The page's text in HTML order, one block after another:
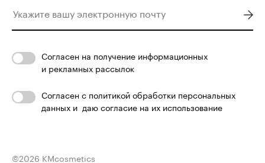
Согласен на получение информационных
и рекламных рассылок
Согласен с политикой обработки персональных
данных и даю согласие на их использование
©2026 KMcosmetics